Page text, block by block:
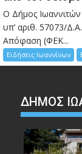
Ο Δήμος Ιωαννιτών
υπ’ αριθ. 57073/
Απόφαση (ΦΕΚ...
Ειδήσεις Ιωαννίνων
ΔΗΜΟΣ